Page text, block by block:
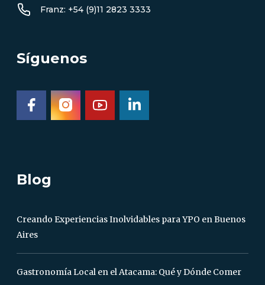
Franz: +54 (9)11 2823 3333
Síguenos
Blog
Creando Experiencias Inolvidables para YPO en Buenos
Aires
Gastronomía Local en el Atacama: Qué y Dónde Comer